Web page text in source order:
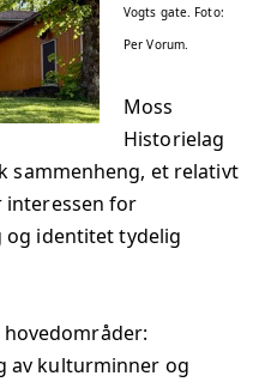
Vogts gate. Foto:
Per Vorum.
Moss
Historielag
sammenheng, et relativt
interessen for
og identitet tydelig
av kulturminner og